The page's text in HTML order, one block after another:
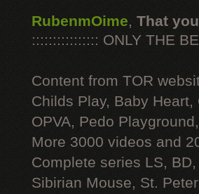
RubenmOime, That
:::::::::::::::: ONLY THE
Content from TOR
Childs Play, Baby
OPVA, Pedo
More 3000 videos and
Complete series LS,
Sibirian Mouse, St.